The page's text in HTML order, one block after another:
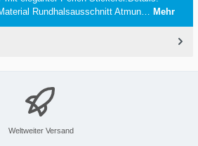
Rundhalsausschnitt Atmun…
Mehr
Weltweiter Versand